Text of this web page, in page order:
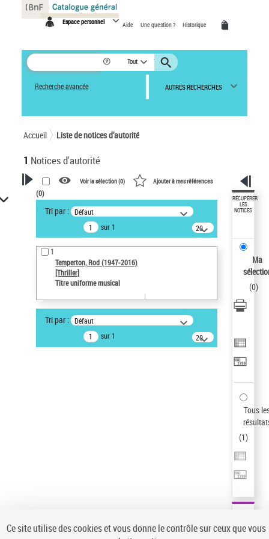
Espace personnel Aide Une question ? Historique
Tout
Recherche avancée AUTRES RECHERCHES
Accueil Liste de notices d’autorité
1 Notices d'autorité
VOTRE RECHERCHE
Recherche avancée dans les
notices d’autorité
Œuvres liées à l'auteur :
Temperton, Rod (1947-2016)
Auteur d’œuvre
Type de notice d'autorité
Voir la sélection (0) Ajouter à mes références
(0)
Tri par : Défaut
sur 1
20
résultats/page
1
Temperton, Rod (1947-2016)
[Thriller]
Titre uniforme musical
Tri par : Défaut
sur 1
20
résultats/page
RÉCUPÉRER
LES
NOTICES
Ma
(0)
Tous
(1)
Panneau de gestion des cookies
Ce site utilise des cookies et vous donne le contrôle sur ceux que vous